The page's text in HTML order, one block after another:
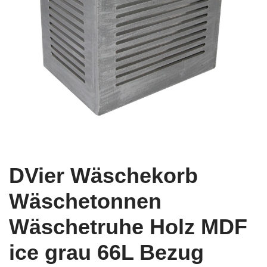
DVier Wäschekorb
Wäschetonnen
Wäschetruhe Holz MDF
ice grau 66L Bezug